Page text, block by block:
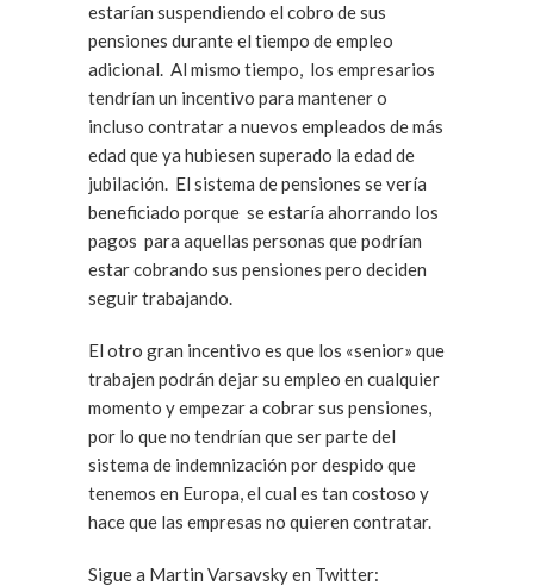
estarían suspendiendo el cobro de sus
pensiones durante el tiempo de empleo
adicional. Al mismo tiempo, los empresarios
tendrían un incentivo para mantener o
incluso contratar a nuevos empleados de más
edad que ya hubiesen superado la edad de
jubilación. El sistema de pensiones se vería
beneficiado porque se estaría ahorrando los
pagos para aquellas personas que podrían
estar cobrando sus pensiones pero deciden
seguir trabajando.
El otro gran incentivo es que los «senior» que
trabajen podrán dejar su empleo en cualquier
momento y empezar a cobrar sus pensiones,
por lo que no tendrían que ser parte del
sistema de indemnización por despido que
tenemos en Europa, el cual es tan costoso y
hace que las empresas no quieren contratar.
Sigue a Martin Varsavsky en Twitter: